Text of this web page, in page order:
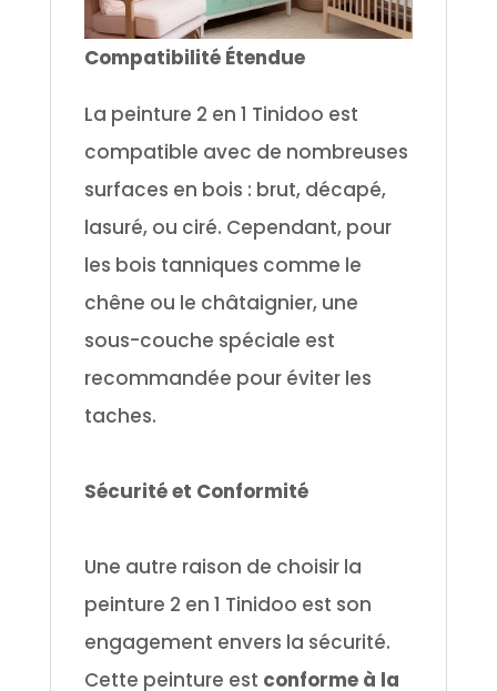
Compatibilité Étendue
La peinture 2 en 1 Tinidoo est
compatible avec de nombreuses
surfaces en bois : brut, décapé,
lasuré, ou ciré. Cependant, pour
les bois tanniques comme le
chêne ou le châtaignier, une
sous-couche spéciale est
recommandée pour éviter les
taches.
Sécurité et Conformité
Une autre raison de choisir la
peinture 2 en 1 Tinidoo est son
engagement envers la sécurité.
Cette peinture est conforme à la